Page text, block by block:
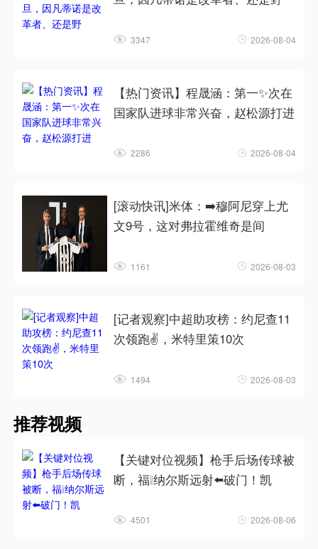
3347 2026-08-04
【热门资讯】程晟涵：第一✨次在
国家队进球非常兴奋，赵松源打进
2286 2026-08-04
[滚动快讯]米体：➡️穆阿尼穿上尤
文9号，这对弗拉霍维奇是间
1161 2026-08-03
[记者观察]中超助攻榜：约尼查11
次领跑✌️，米特里策10次
1494 2026-08-03
推荐视频
【关键对位视频】枪手后场传球被
断，福❕纳尔斯远射⬅️破门！凯
4501 2026-08-06